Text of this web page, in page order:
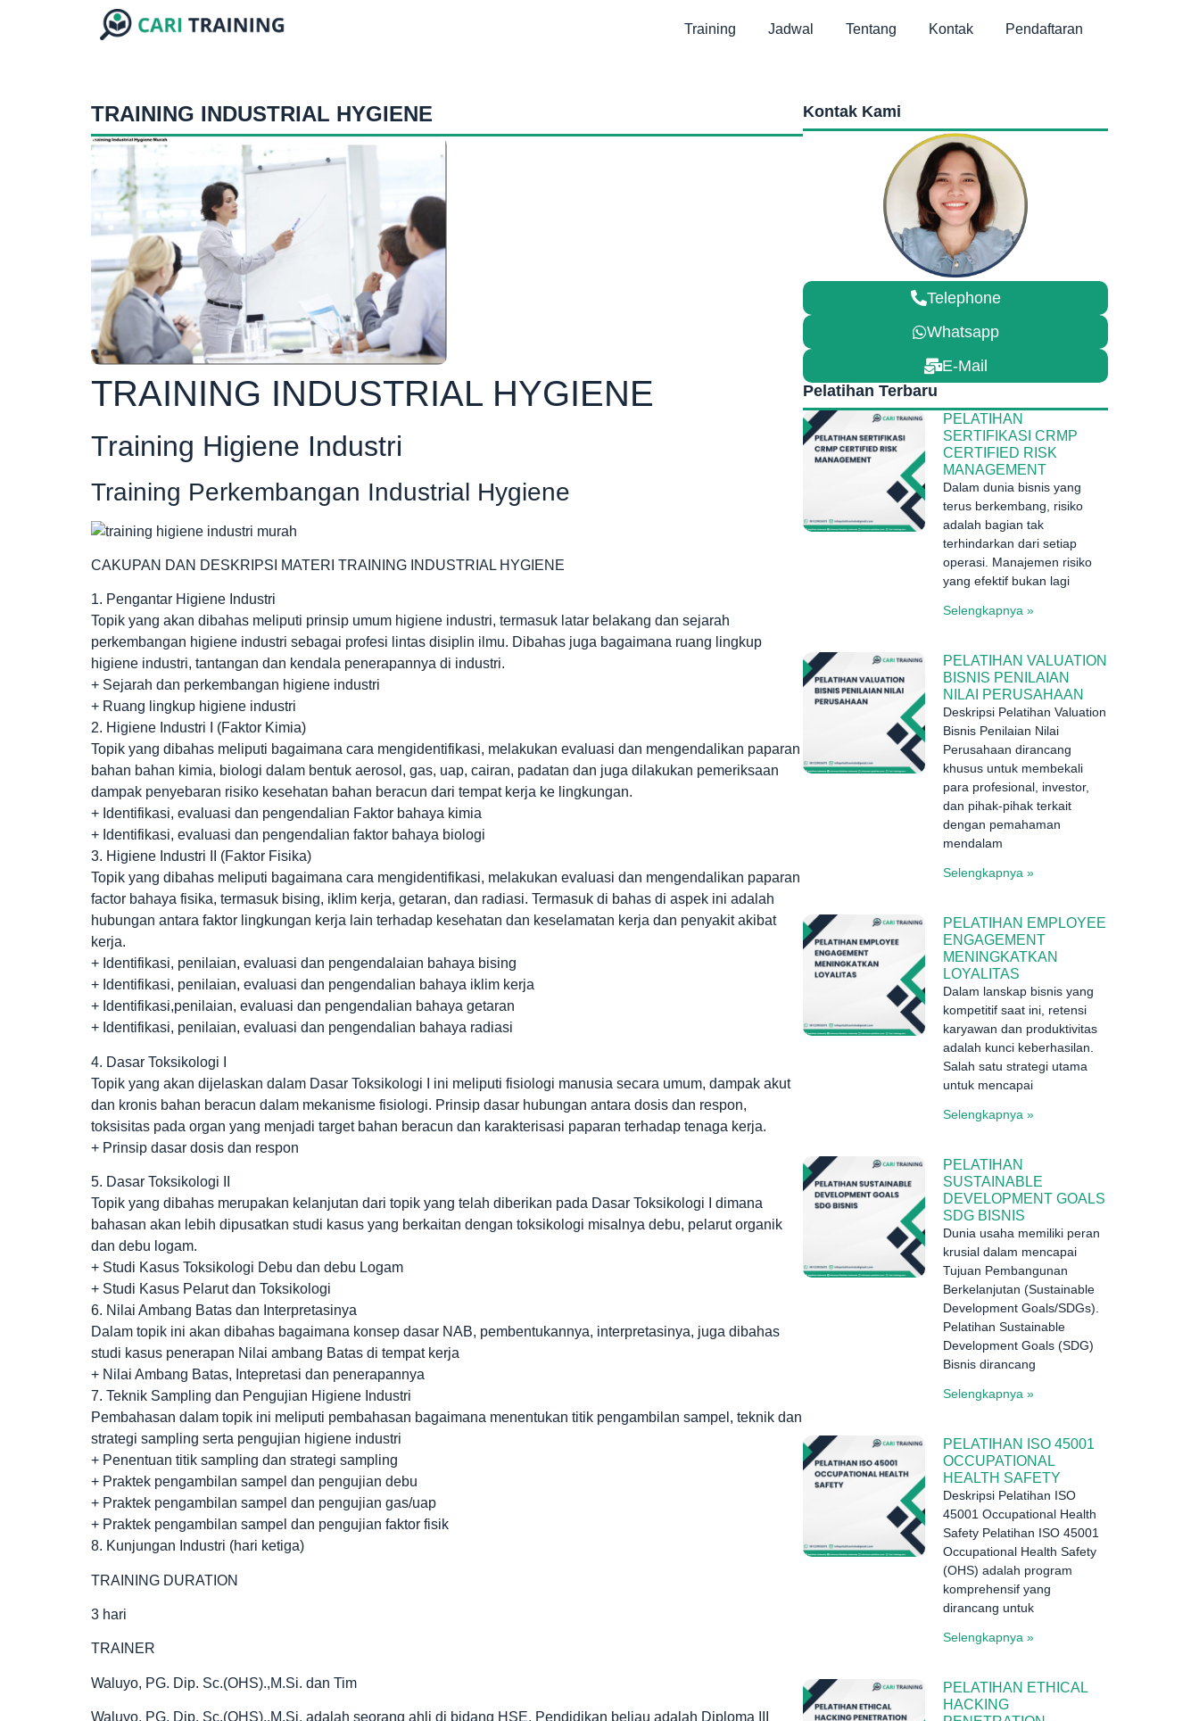
Training Jadwal Tentang Kontak Pendaftaran
TRAINING INDUSTRIAL HYGIENE
TRAINING INDUSTRIAL HYGIENE
Training Higiene Industri
Training Perkembangan Industrial Hygiene
CAKUPAN DAN DESKRIPSI MATERI TRAINING INDUSTRIAL HYGIENE
1. Pengantar Higiene Industri
Topik yang akan dibahas meliputi prinsip umum higiene industri, termasuk latar belakang dan sejarah
perkembangan higiene industri sebagai profesi lintas disiplin ilmu. Dibahas juga bagaimana ruang lingkup
higiene industri, tantangan dan kendala penerapannya di industri.
+ Sejarah dan perkembangan higiene industri
+ Ruang lingkup higiene industri
2. Higiene Industri I (Faktor Kimia)
Topik yang dibahas meliputi bagaimana cara mengidentifikasi, melakukan evaluasi dan mengendalikan paparan
bahan bahan kimia, biologi dalam bentuk aerosol, gas, uap, cairan, padatan dan juga dilakukan pemeriksaan
dampak penyebaran risiko kesehatan bahan beracun dari tempat kerja ke lingkungan.
+ Identifikasi, evaluasi dan pengendalian Faktor bahaya kimia
+ Identifikasi, evaluasi dan pengendalian faktor bahaya biologi
3. Higiene Industri II (Faktor Fisika)
Topik yang dibahas meliputi bagaimana cara mengidentifikasi, melakukan evaluasi dan mengendalikan paparan
factor bahaya fisika, termasuk bising, iklim kerja, getaran, dan radiasi. Termasuk di bahas di aspek ini adalah
hubungan antara faktor lingkungan kerja lain terhadap kesehatan dan keselamatan kerja dan penyakit akibat
kerja.
+ Identifikasi, penilaian, evaluasi dan pengendalaian bahaya bising
+ Identifikasi, penilaian, evaluasi dan pengendalian bahaya iklim kerja
+ Identifikasi,penilaian, evaluasi dan pengendalian bahaya getaran
+ Identifikasi, penilaian, evaluasi dan pengendalian bahaya radiasi
4. Dasar Toksikologi I
Topik yang akan dijelaskan dalam Dasar Toksikologi I ini meliputi fisiologi manusia secara umum, dampak akut
dan kronis bahan beracun dalam mekanisme fisiologi. Prinsip dasar hubungan antara dosis dan respon,
toksisitas pada organ yang menjadi target bahan beracun dan karakterisasi paparan terhadap tenaga kerja.
+ Prinsip dasar dosis dan respon
5. Dasar Toksikologi II
Topik yang dibahas merupakan kelanjutan dari topik yang telah diberikan pada Dasar Toksikologi I dimana
bahasan akan lebih dipusatkan studi kasus yang berkaitan dengan toksikologi misalnya debu, pelarut organik
dan debu logam.
+ Studi Kasus Toksikologi Debu dan debu Logam
+ Studi Kasus Pelarut dan Toksikologi
6. Nilai Ambang Batas dan Interpretasinya
Dalam topik ini akan dibahas bagaimana konsep dasar NAB, pembentukannya, interpretasinya, juga dibahas
studi kasus penerapan Nilai ambang Batas di tempat kerja
+ Nilai Ambang Batas, Intepretasi dan penerapannya
7. Teknik Sampling dan Pengujian Higiene Industri
Pembahasan dalam topik ini meliputi pembahasan bagaimana menentukan titik pengambilan sampel, teknik dan
strategi sampling serta pengujian higiene industri
+ Penentuan titik sampling dan strategi sampling
+ Praktek pengambilan sampel dan pengujian debu
+ Praktek pengambilan sampel dan pengujian gas/uap
+ Praktek pengambilan sampel dan pengujian faktor fisik
8. Kunjungan Industri (hari ketiga)
TRAINING DURATION
3 hari
TRAINER
Waluyo, PG. Dip. Sc.(OHS).,M.Si. dan Tim
Waluyo, PG. Dip. Sc.(OHS).,M.Si. adalah seorang ahli di bidang HSE. Pendidikan beliau adalah Diploma III
Kontak Kami
Telephone
Whatsapp
E-Mail
Pelatihan Terbaru
PELATIHAN
SERTIFIKASI CRMP
CERTIFIED RISK
MANAGEMENT
Dalam dunia bisnis yang
terus berkembang, risiko
adalah bagian tak
terhindarkan dari setiap
operasi. Manajemen risiko
yang efektif bukan lagi
Selengkapnya »
PELATIHAN VALUATION
BISNIS PENILAIAN
NILAI PERUSAHAAN
Deskripsi Pelatihan Valuation
Bisnis Penilaian Nilai
Perusahaan dirancang
khusus untuk membekali
para profesional, investor,
dan pihak-pihak terkait
dengan pemahaman
mendalam
Selengkapnya »
PELATIHAN EMPLOYEE
ENGAGEMENT
MENINGKATKAN
LOYALITAS
Dalam lanskap bisnis yang
kompetitif saat ini, retensi
karyawan dan produktivitas
adalah kunci keberhasilan.
Salah satu strategi utama
untuk mencapai
Selengkapnya »
PELATIHAN
SUSTAINABLE
DEVELOPMENT GOALS
SDG BISNIS
Dunia usaha memiliki peran
krusial dalam mencapai
Tujuan Pembangunan
Berkelanjutan (Sustainable
Development Goals/SDGs).
Pelatihan Sustainable
Development Goals (SDG)
Bisnis dirancang
Selengkapnya »
PELATIHAN ISO 45001
OCCUPATIONAL
HEALTH SAFETY
Deskripsi Pelatihan ISO
45001 Occupational Health
Safety Pelatihan ISO 45001
Occupational Health Safety
(OHS) adalah program
komprehensif yang
dirancang untuk
Selengkapnya »
PELATIHAN ETHICAL
HACKING